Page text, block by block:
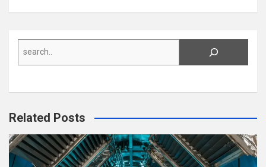
Search
Related Posts